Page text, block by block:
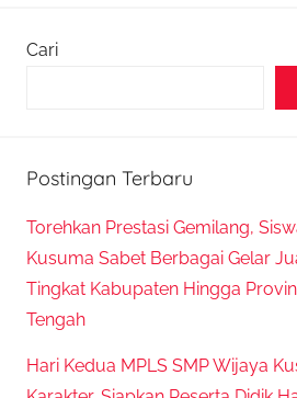
Cari
Postingan Terbaru
Torehkan Prestasi Gemilang,
Kusuma Sabet Berbagai Gelar
Tingkat Kabupaten Hingga
Tengah
Hari Kedua MPLS SMP Wijaya